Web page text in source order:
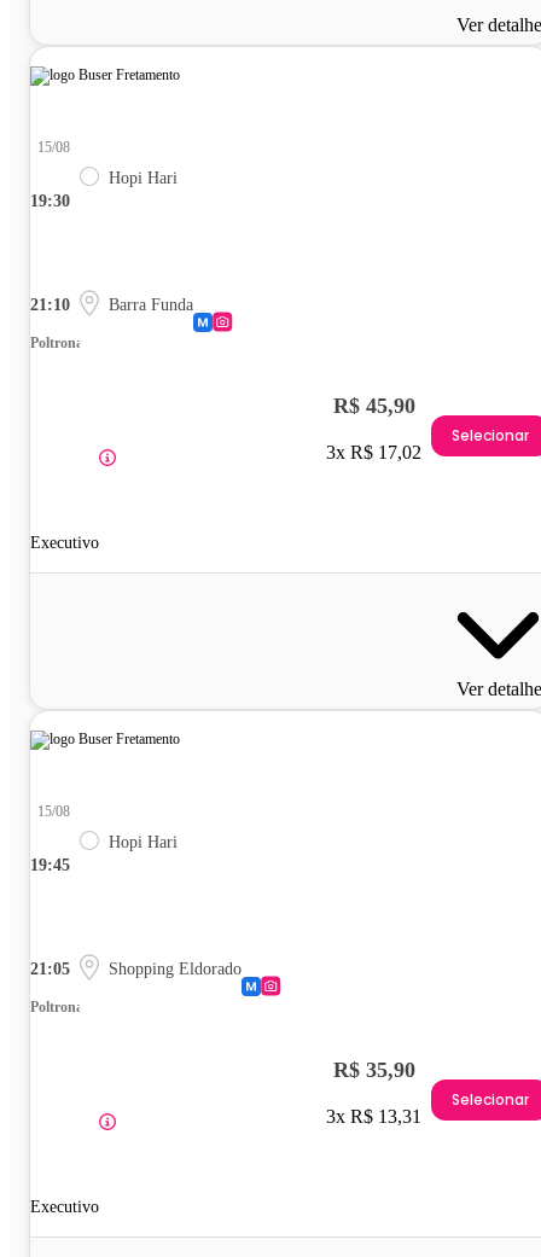
Ver
19:30
15/08
Hopi Hari
21:10 Barra Funda
Poltrona
Executivo
R$ 45,90
3x R$ 17,02
Selecionar
Ver
19:45
15/08
Hopi Hari
21:05 Shopping Eldorado
Poltrona
Executivo
R$ 35,90
3x R$ 13,31
Selecionar